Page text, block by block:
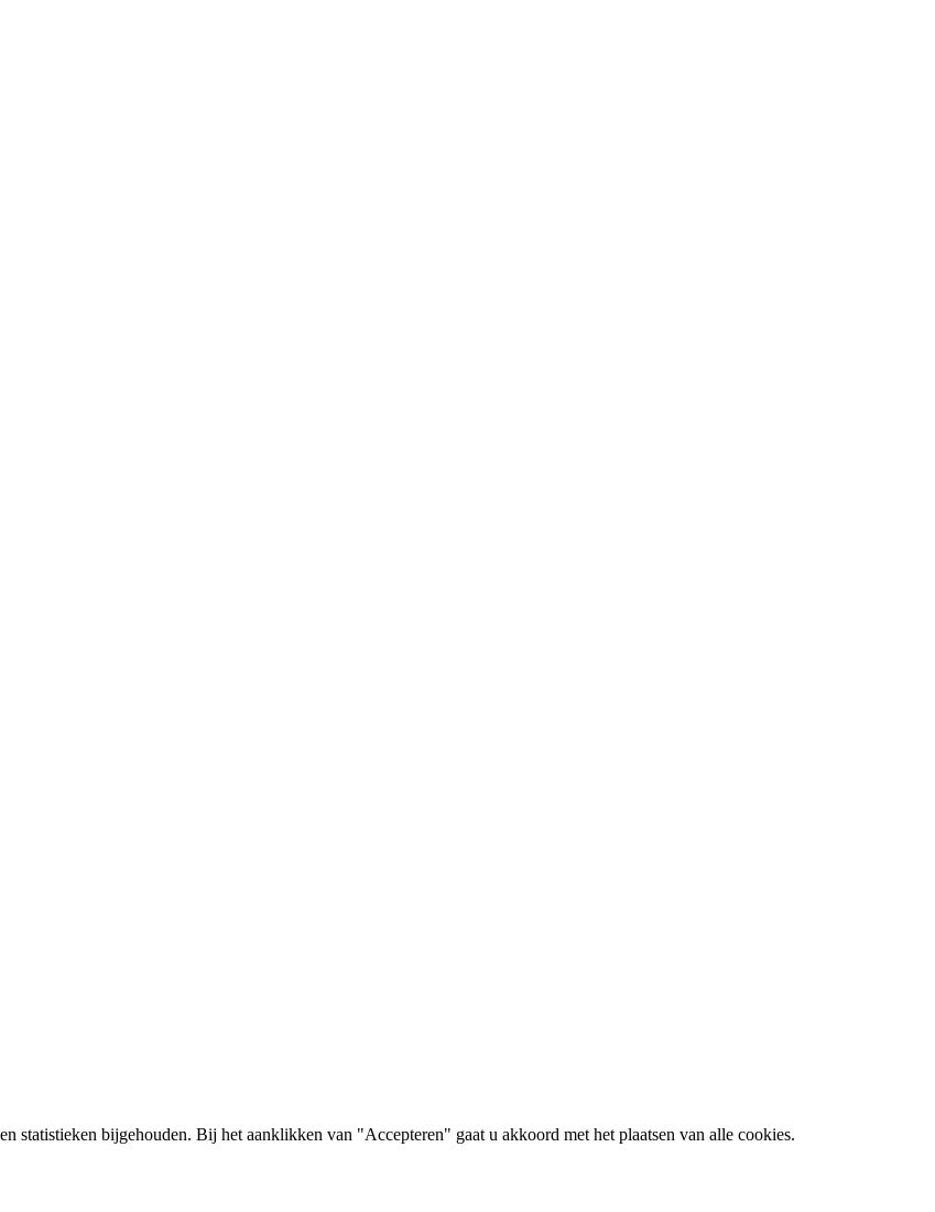
statistieken bijgehouden. Bij het aanklikken van "Accepteren" gaat u akkoord met het plaatsen van alle cookies.